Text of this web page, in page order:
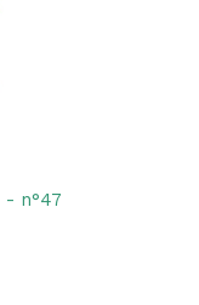
n°47